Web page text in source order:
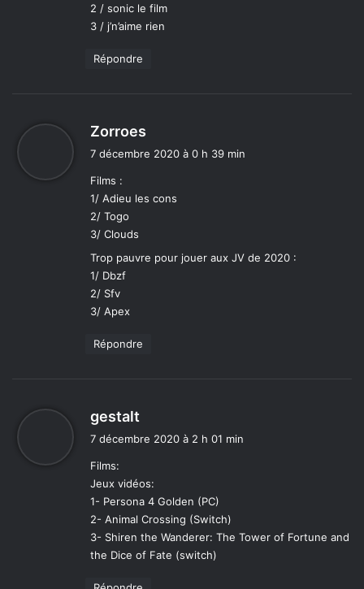
2 / sonic le film
3 / j’n’aime rien
Répondre
Zorroes
:
7 décembre 2020 à 0 h 39 min
Films :
1/ Adieu les cons
2/ Togo
3/ Clouds
Trop pauvre pour jouer aux JV de 2020 :
1/ Dbzf
2/ Sfv
3/ Apex
Répondre
gestalt
:
7 décembre 2020 à 2 h 01 min
Films:
Jeux vidéos:
1- Persona 4 Golden (PC)
2- Animal Crossing (Switch)
3- Shiren the Wanderer: The Tower of Fortune and
the Dice of Fate (switch)